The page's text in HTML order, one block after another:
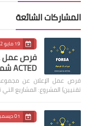
المشاركات الشائعة
19 مايو 2022
فرص عمل
ACTED شمال سوريا
فرص عمل الإعلان عن
تقنيين) المشروع: المشاريع
01 ديسمبر 2021